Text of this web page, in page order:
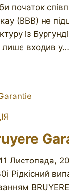
початок
(ВВВ) не
із
лише входив у…
1 Листопада,
Рідкісний